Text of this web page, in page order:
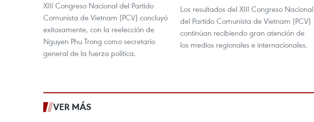
XIII Congreso Nacional del Partido
Comunista de Vietnam (PCV) concluyó
exitosamente, con la reelección de
Nguyen Phu Trong como secretario
general de la fuerza política.
Los resultados del XIII Congreso Nacional
del Partido Comunista de Vietnam (PCV)
continúan recibiendo gran atención de
los medios regionales e internacionales.
VER MÁS